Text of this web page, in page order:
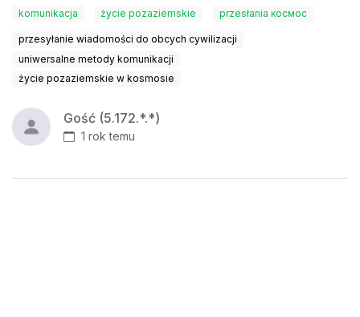
komunikacja życie pozaziemskie przesłania космос
przesyłanie wiadomości do obcych cywilizacji
uniwersalne metody komunikacji
życie pozaziemskie w kosmosie
Gość (5.172.*.*)
1 rok temu